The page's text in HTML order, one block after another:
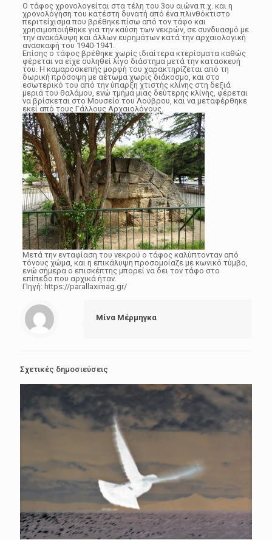
Ο τάφος χρονολογείται στα τέλη του 3ου αιώνα π.χ. και η
χρονολόγηση του κατέστη δυνατή από ένα πλινθόκτιστο
περιτείχισμα που βρέθηκε πίσω από τον τάφο και
χρησιμοποιήθηκε για την καύση των νεκρών, σε συνδυασμό με
την ανακάλυψη και άλλων ευρημάτων κατά την αρχαιολογική
ανασκαφή του 1940-1941.
Επίσης ο τάφος βρέθηκε χωρίς ιδιαίτερα κτερίσματα καθώς
φέρεται να είχε συληθεί λίγο διάστημα μετά την κατασκευή
του. Η καμαροσκεπής μορφή του χαρακτηρίζεται από τη
δωρική πρόσοψη με αέτωμα χωρίς διάκοσμο, και στο
εσωτερικό του από την ύπαρξη χτιστής κλίνης στη δεξιά
μεριά του θαλάμου, ενώ τμήμα μιας δεύτερης κλίνης, φέρεται
να βρίσκεται στο Μουσείο του Λούβρου, και να μεταφέρθηκε
εκεί από τους Γάλλους Αρχαιολόγους.
Μετά την ενταφίαση του νεκρού ο τάφος καλύπτονταν από
τόνους χώμα, και η επικάλυψη προσομοίαζε με κωνικό τύμβο,
ενώ σήμερα ο επισκέπτης μπορεί να δει τον τάφο στο
επίπεδο που αρχικά ήταν.
Πηγή: https://parallaximag.gr/
Μίνα Μέρμηγκα
Σχετικές δημοσιεύσεις